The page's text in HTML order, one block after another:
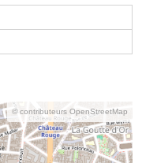
© contributeurs OpenStreetMap